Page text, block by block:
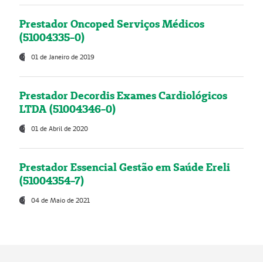
Prestador Oncoped Serviços Médicos
(51004335-0)
01 de Janeiro de 2019
Prestador Decordis Exames Cardiológicos
LTDA (51004346-0)
01 de Abril de 2020
Prestador Essencial Gestão em Saúde Ereli
(51004354-7)
04 de Maio de 2021